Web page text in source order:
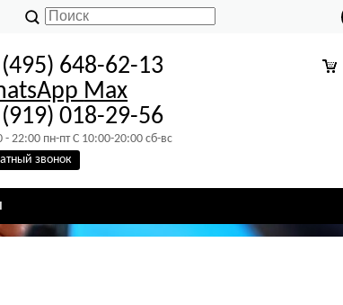
648-62-13
Max
018-29-56
- 22:00 пн-пт C 10:00-20:00 сб-вс
звонок